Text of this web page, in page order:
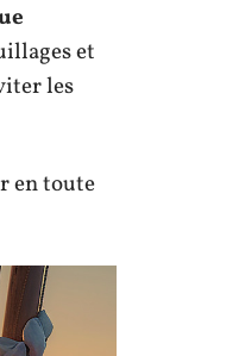
et
les
en toute